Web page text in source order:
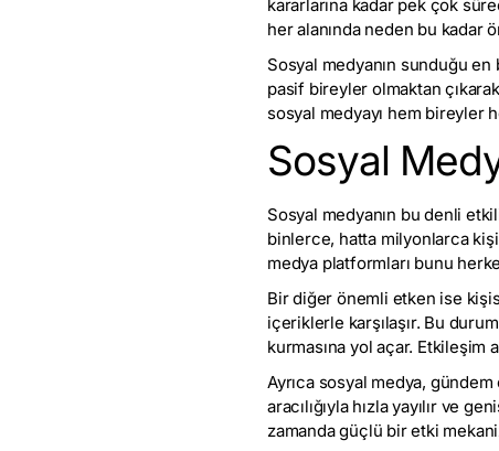
kararlarına kadar pek çok
her alanında neden bu kadar
Sosyal medyanın sunduğu en
pasif bireyler olmaktan
sosyal medyayı hem bireyler
Sosyal
Sosyal medyanın bu denli
binlerce, hatta milyonlarca
medya platformları bunu
Bir diğer önemli etken ise
içeriklerle karşılaşır. Bu
kurmasına yol açar.
Ayrıca sosyal medya,
aracılığıyla hızla yayılır ve
zamanda güçlü bir etki